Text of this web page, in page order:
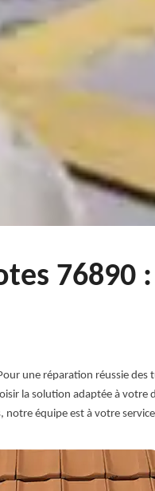
76890
une réparation réussie des
la solution adaptée à
équipe est à votre